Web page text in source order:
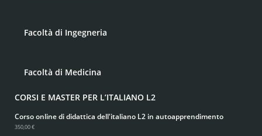
Facoltà di Ingegneria
Facoltà di Medicina
CORSI E MASTER PER L’ITALIANO L2
Corso online di didattica dell'italiano L2 in autoapprendimento
350,00 €